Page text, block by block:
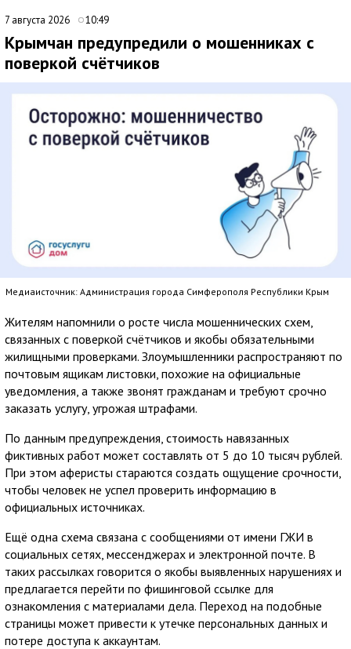
7 августа 2026 10:49
Крымчан предупредили о мошенниках с
поверкой счётчиков
Медиаисточник: Администрация города Симферополя Республики Крым
Жителям напомнили о росте числа мошеннических схем,
связанных с поверкой счётчиков и якобы обязательными
жилищными проверками. Злоумышленники распространяют по
почтовым ящикам листовки, похожие на официальные
уведомления, а также звонят гражданам и требуют срочно
заказать услугу, угрожая штрафами.
По данным предупреждения, стоимость навязанных
фиктивных работ может составлять от 5 до 10 тысяч рублей.
При этом аферисты стараются создать ощущение срочности,
чтобы человек не успел проверить информацию в
официальных источниках.
Ещё одна схема связана с сообщениями от имени ГЖИ в
социальных сетях, мессенджерах и электронной почте. В
таких рассылках говорится о якобы выявленных нарушениях и
предлагается перейти по фишинговой ссылке для
ознакомления с материалами дела. Переход на подобные
страницы может привести к утечке персональных данных и
потере доступа к аккаунтам.